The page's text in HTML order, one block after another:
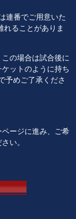
連番でご用意いた
れることがありま
の場合は試合後に
ットのように持ち
予めご了承くださ
ージに進み、ご希
い。